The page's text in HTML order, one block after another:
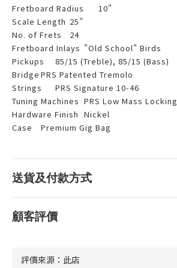
Fretboard Radius
10"
Scale Length 25"
No. of Frets
24
Fretboard Inlays "Old School" Birds
Pickups
85/15 (Treble), 85/15 (Bass)
Bridge PRS Patented Tremolo
Strings
PRS Signature 10-46
Tuning Machines PRS Low Mass Locking
Hardware Finish Nickel
Case
Premium Gig Bag
送貨及付款方式
顧客評價